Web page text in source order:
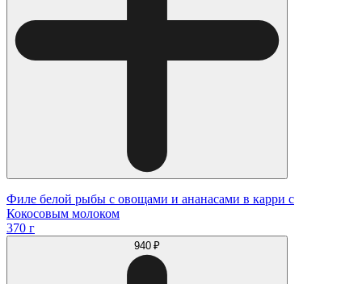
Филе белой рыбы с овощами и ананасами в карри с
Кокосовым молоком
370 г
940 ₽